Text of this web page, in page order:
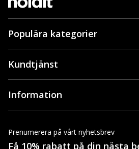
Populära kategorier
Kundtjänst
Information
Prenumerera på vårt nyhetsbrev
Få 10% rabatt på din nästa